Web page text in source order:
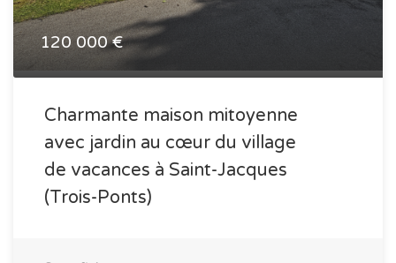
120 000 €
Charmante maison mitoyenne
avec jardin au cœur du village
de vacances à Saint-Jacques
(Trois-Ponts)